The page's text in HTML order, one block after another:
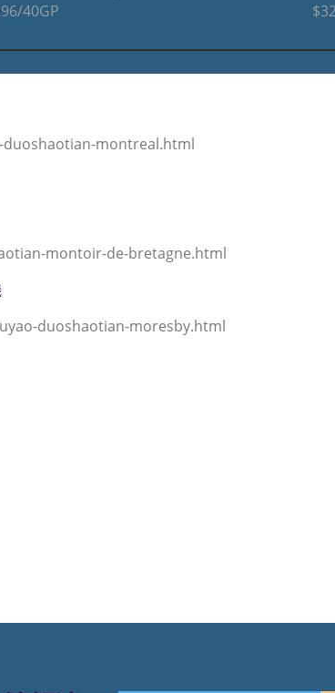
40GP
duoshaotian-montreal.html
montoir-de-bretagne.html
duoshaotian-moresby.html